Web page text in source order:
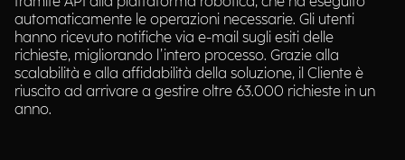
automaticamente le operazioni necessarie. Gli utenti
hanno ricevuto notifiche via e-mail sugli esiti delle
richieste, migliorando l’intero processo. Grazie alla
scalabilità e alla affidabilità della soluzione, il Cliente è
riuscito ad arrivare a gestire oltre 63.000 richieste in un
anno.